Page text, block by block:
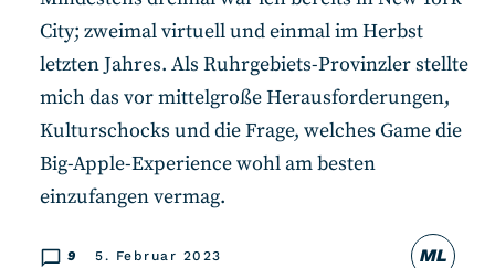
RSS-Feed
COMMUNITY
IMPRESSUM
DATENSCHUTZ
KONTAKT
ML
9 5. Februar 2023
City; zweimal virtuell und einmal im Herbst
letzten Jahres. Als Ruhrgebiets-Provinzler stellte
mich das vor mittelgroße Herausforderungen,
Kulturschocks und die Frage, welches Game die
Big-Apple-Experience wohl am besten
einzufangen vermag.